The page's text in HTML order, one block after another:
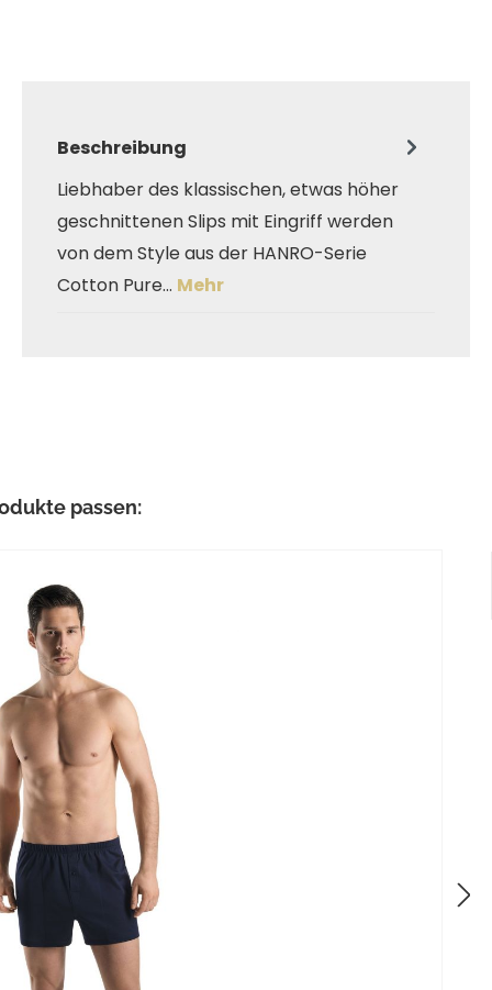
Beschreibung
Liebhaber des klassischen, etwas höher
geschnittenen Slips mit Eingriff werden
von dem Style aus der HANRO-Serie
Cotton Pure… Mehr
passen: